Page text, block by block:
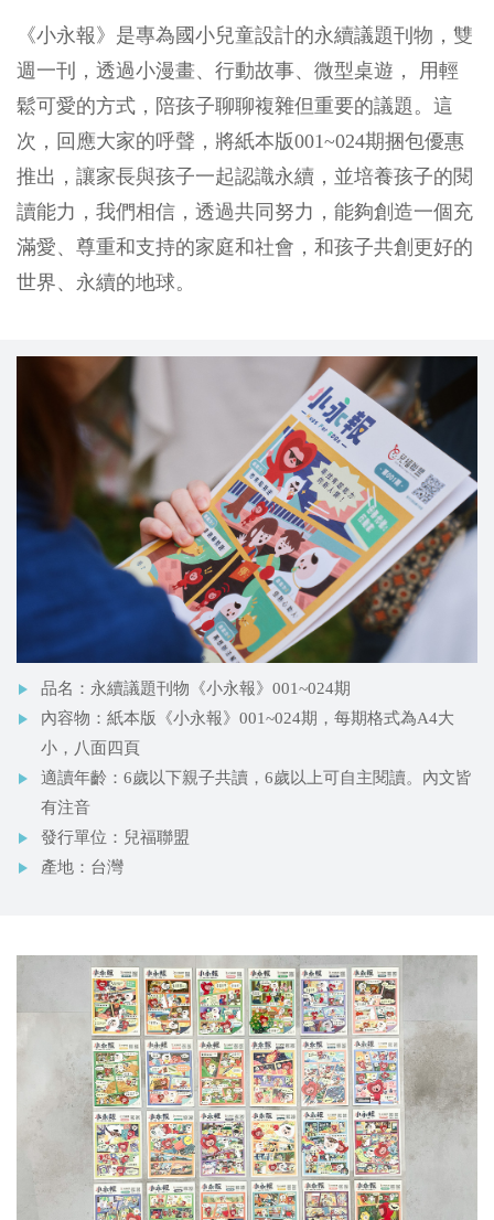
《小永報》是專為國小兒童設計的永續議題刊物，雙
週一刊，透過小漫畫、行動故事、微型桌遊， 用輕
鬆可愛的方式，陪孩子聊聊複雜但重要的議題。這
次，回應大家的呼聲，將紙本版001~024期捆包優惠
推出，讓家長與孩子一起認識永續，並培養孩子的閱
讀能力，我們相信，透過共同努力，能夠創造一個充
滿愛、尊重和支持的家庭和社會，和孩子共創更好的
世界、永續的地球。
品名：永續議題刊物《小永報》001~024期
內容物：紙本版《小永報》001~024期，每期格式為A4大
小，八面四頁
適讀年齡：6歲以下親子共讀，6歲以上可自主閱讀。內文皆
有注音
發行單位：兒福聯盟
產地：台灣